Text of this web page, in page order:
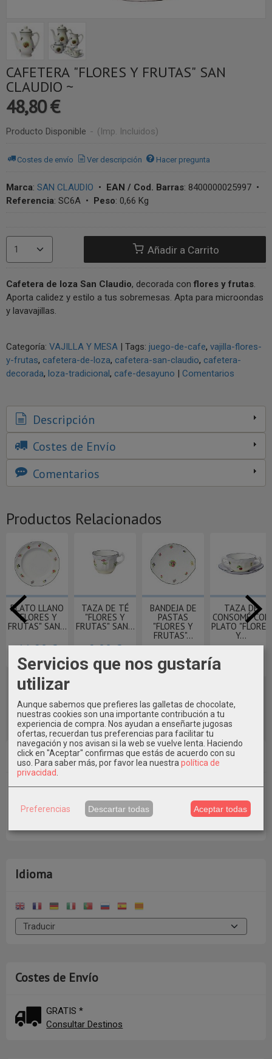
Marcas
Idioma
Costes de Envío
GRATIS *
Consultar Destinos
CAFETERA "FLORES Y FRUTAS" SAN
CLAUDIO ~
48,80 €
Producto Disponible - (Imp. Incluidos)
Costes de envío Ver descripción Hacer pregunta
Marca: SAN CLAUDIO • EAN / Cod. Barras: 8400000025997 •
Referencia: SC6A • Peso: 0,66 Kg
Añadir a Carrito
Cafetera de loza San Claudio, decorada con flores y frutas
Aporta calidez y estilo a tus sobremesas. Apta para microondas
y lavavajillas.
Categoría: VAJILLA Y MESA | Tags: juego-de-cafe vajilla-flores-
y-frutas cafetera-de-loza cafetera-san-claudio cafetera-
decorada loza-tradicional cafe-desayuno | Comentarios
Descripción
Costes de Envío
Comentarios
Productos Relacionados
PLATO LLANO
"FLORES Y
FRUTAS" SAN...
11,80 €
TAZA DE TÉ
"FLORES Y
FRUTAS" SAN...
8,00 €
BANDEJA DE
PASTAS
"FLORES Y
FRUTAS"...
20,50 €
TAZA DE
CONSOMÉ CON
PLATO "FLORES
Y...
Servicios que nos gustaría
utilizar
Aunque sabemos que prefieres las galletas de chocolate,
nuestras cookies son una importante contribución a tu
experiencia de compra. Nos ayudan a enseñarte jugosas
ofertas, recuerdan tus preferencias para facilitar tu
navegación y nos avisan si la web se vuelve lenta. Haciendo
click en "Aceptar" confirmas que estás de acuerdo con su
uso. Para saber más, por favor lea nuestra política de
privacidad
Preferencias Descartar todas Aceptar todas